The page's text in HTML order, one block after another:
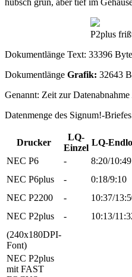
hübsch grün, aber tief im
P2plus
Dokumentlänge Text: 33396
Dokumentlänge Grafik: 32643
Genannt: Zeit zur
Datenmenge des Signum!-
Drucker
LQ-
Einzel
LQ-
NEC P6 - 8:20/10:49
NEC P6plus
- 0:18/9:10
NEC P2200
- 10:37/
NEC P2plus
- 10:13/
(240x180DPI-
Font)
NEC P2plus
mit FAST